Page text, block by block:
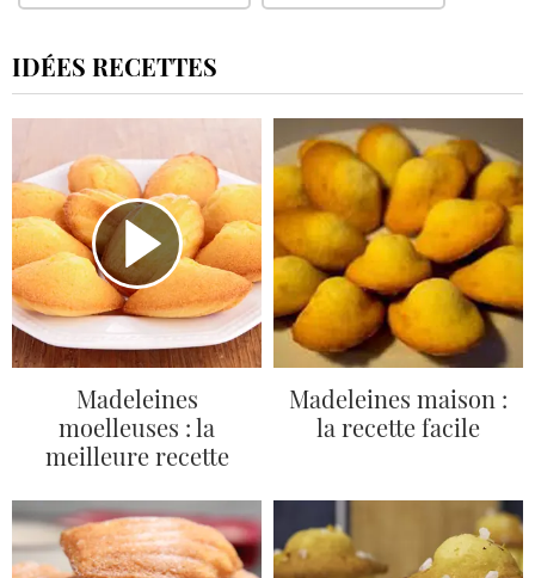
IDÉES RECETTES
Madeleines
moelleuses : la
meilleure recette
Madeleines maison :
la recette facile